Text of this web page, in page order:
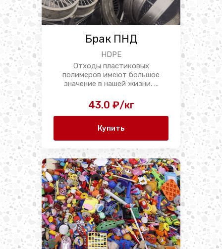
Брак ПНД
HDPE
Отходы пластиковых
полимеров имеют большое
значение в нашей жизни. ...
43.0 ₽/кг
Купить